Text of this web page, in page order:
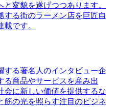
変貌を遂げつつあります。
する街のラーメン店を巨匠自
です。
する著名人のインタビュー企
る商品やサービスを産み出
会に新しい価値を提供するな
筋の光を照らす注目のビジネ